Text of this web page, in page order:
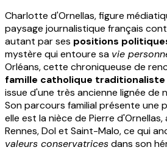
Charlotte d'Ornellas, figure
paysage journalistique français
autant par ses positions
mystère qui entoure sa vie
Orléans, cette chroniqueuse de
famille catholique traditionaliste
issue d'une très ancienne lignée de
Son parcours familial présente une
elle est la nièce de Pierre
Rennes, Dol et Saint-Malo, ce qui
valeurs conservatricesdans son